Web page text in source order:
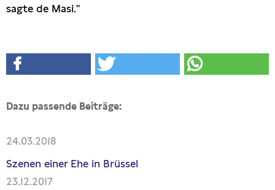
sagte de Masi."
Dazu passende Beiträge:
24.03.2018
Szenen einer Ehe in Brüssel
23.12.2017